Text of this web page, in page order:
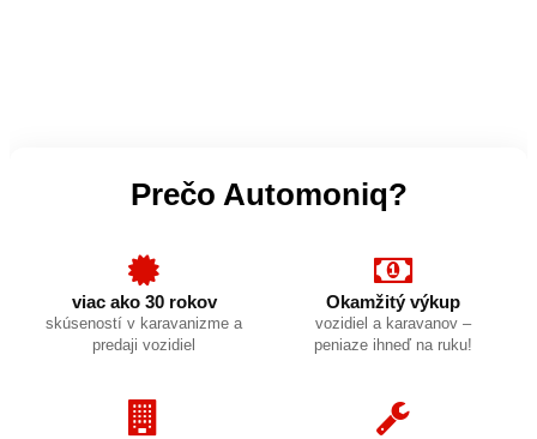
Prečo Automoniq?
viac ako 30 rokov
skúseností v karavanizme a
predaji vozidiel
Okamžitý výkup
vozidiel a karavanov –
peniaze ihneď na ruku!